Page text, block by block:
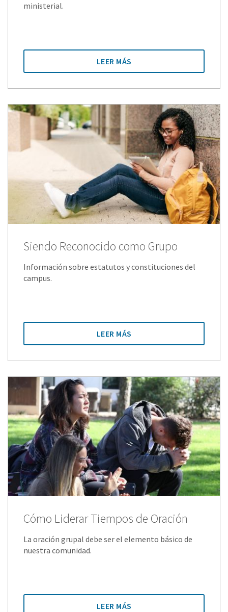
ministerial.
LEER MÁS
Siendo Reconocido como Grupo
Información sobre estatutos y constituciones del
campus.
LEER MÁS
Cómo Liderar Tiempos de Oración
La oración grupal debe ser el elemento básico de
nuestra comunidad.
LEER MÁS